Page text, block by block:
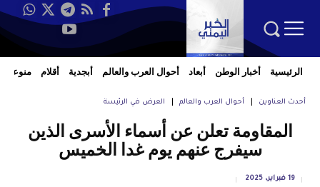
الرئيسية أخبار الوطن أبعاد أحوال العرب والعالم أبجدية أقلام منوعات
أحدث العناوين أحوال العرب والعالم العرض في الرئيسة
المقاومة تعلن عن أسماء الأسرى الذين
سيفرج عنهم يوم غدا الخميس
19 فبراير، 2025